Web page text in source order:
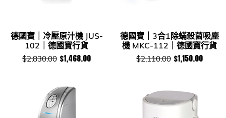
德國寶｜冷壓原汁機 JUS-
102｜德國寶行貨
$2,830.00 $1,468.00
德國寶｜3合1除蟎殺菌吸塵
機 MKC-112｜德國寶行貨
$2,110.00 $1,150.00